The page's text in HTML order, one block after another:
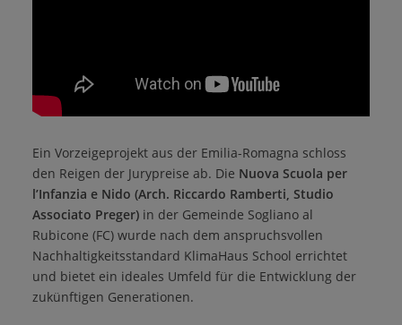
Ein Vorzeigeprojekt aus der Emilia-Romagna schloss
den Reigen der Jurypreise ab. Die Nuova Scuola per
l’Infanzia e Nido (Arch. Riccardo Ramberti, Studio
Associato Preger)in der Gemeinde Sogliano al
Rubicone (FC) wurde nach dem anspruchsvollen
Nachhaltigkeitsstandard KlimaHaus School errichtet
und bietet ein ideales Umfeld für die Entwicklung der
zukünftigen Generationen.